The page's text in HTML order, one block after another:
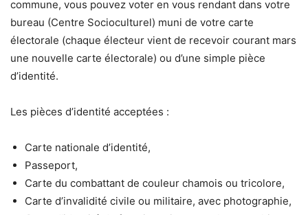
commune, vous pouvez voter en vous rendant dans votre
bureau (Centre Socioculturel) muni de votre carte
électorale (chaque électeur vient de recevoir courant mars
une nouvelle carte électorale) ou d’une simple pièce
d’identité.
Les pièces d’identité acceptées :
Carte nationale d’identité,
Passeport,
Carte du combattant de couleur chamois ou tricolore,
Carte d’invalidité civile ou militaire, avec photographie,